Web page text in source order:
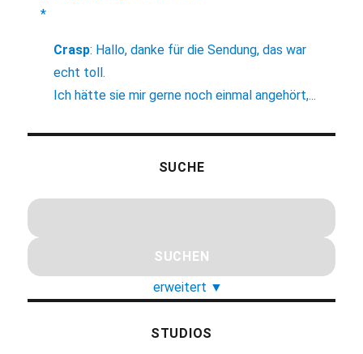
*
Crasp: Hallo, danke für die Sendung, das war
echt toll.
Ich hätte sie mir gerne noch einmal angehört,...
SUCHE
erweitert ▼
STUDIOS